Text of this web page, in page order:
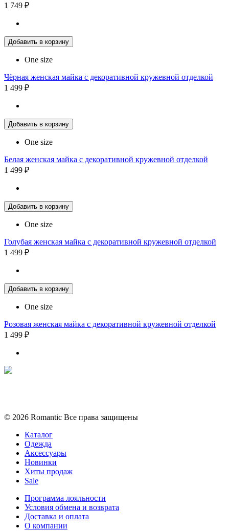
1 749 ₽
Добавить в корзину
One size
Чёрная женская майка с декоративной кружевной отделкой
1 499 ₽
Добавить в корзину
One size
Белая женская майка с декоративной кружевной отделкой
1 499 ₽
Добавить в корзину
One size
Голубая женская майка с декоративной кружевной отделкой
1 499 ₽
Добавить в корзину
One size
Розовая женская майка с декоративной кружевной отделкой
1 499 ₽
© 2026 Romantic Все права защищены
Каталог
Одежда
Аксессуары
Новинки
Хиты продаж
Sale
Программа лояльности
Условия обмена и возврата
Доставка и оплата
О компании